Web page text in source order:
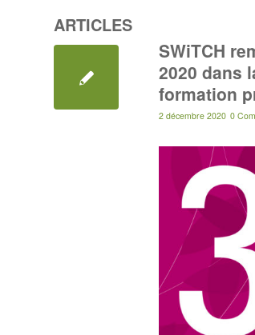
ARTICLES
SWiTCH
2020 dans
formation
2 décembre 2020 0